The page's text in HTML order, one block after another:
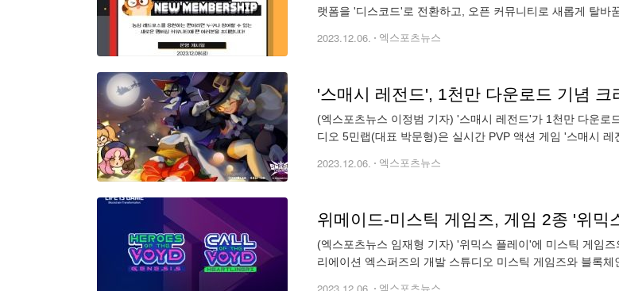
랫폼을 '디스코드'로 전환하고, 오픈 커뮤니티로 새롭게 탈바
2023.12.06. 엑스포츠뉴스
'스매시 레전드', 1천만 다운로드 기념
(엑스포츠뉴스 이정범 기자) '스매시 레전드'가 1천만 다운
디오 5민랩(대표 박문형)은 실시간 PVP 액션 게임 '스매시
2023.12.06. 엑스포츠뉴스
위메이드-미스틱 게임즈, 게임 2종 '위믹
(엑스포츠뉴스 임재형 기자) '위믹스 플레이'에 미스틱 게임
리에이션 엑스퍼즈의 개발 스튜디오 미스틱 게임즈와 블록
엑스포츠뉴스